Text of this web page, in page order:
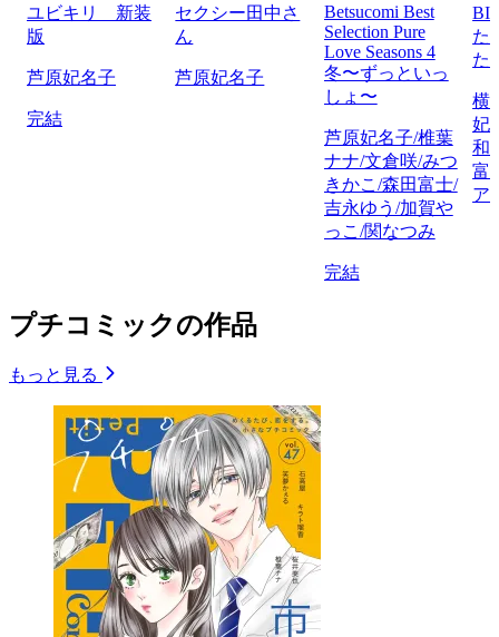
ユビキリ 新装
版
芦原妃名子
完結
セクシー田中さ
ん
芦原妃名子
Betsucomi Best
Selection Pure
Love Seasons 4
冬〜ずっといっ
しょ〜
芦原妃名子/椎葉
ナナ/文倉咲/みつ
きかこ/森田富士/
吉永ゆう/加賀や
っこ/関なつみ
完結
た
た
横
妃
和
富
ア
プチコミックの作品
もっと見る